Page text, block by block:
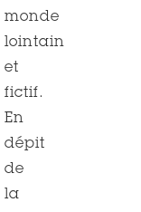
monde
lointain
et
fictif.
En
dépit
de
la